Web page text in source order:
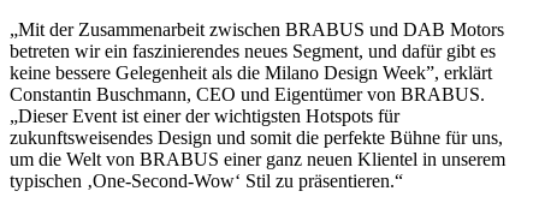
„Mit der Zusammenarbeit zwischen BRABUS und DAB Motors
betreten wir ein faszinierendes neues Segment, und dafür gibt es
keine bessere Gelegenheit als die Milano Design Week”, erklärt
Constantin Buschmann, CEO und Eigentümer von BRABUS.
„Dieser Event ist einer der wichtigsten Hotspots für
zukunftsweisendes Design und somit die perfekte Bühne für uns,
um die Welt von BRABUS einer ganz neuen Klientel in unserem
typischen ‚One-Second-Wow‘ Stil zu präsentieren.“